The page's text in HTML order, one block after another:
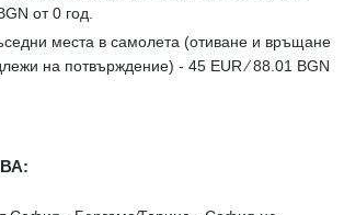
от 0 год.
места в самолета (отиване и връщане
на потвърждение) - 45 EUR ∕ 88.01 BGN